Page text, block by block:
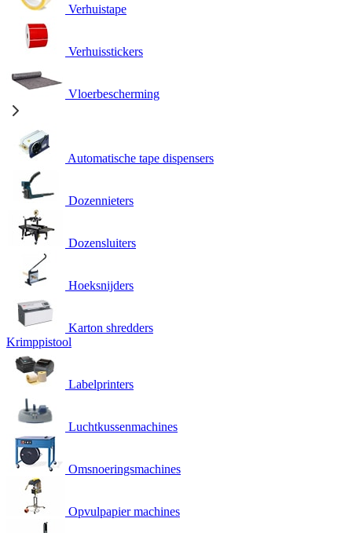
Verhuistape
Verhuisstickers
Vloerbescherming
Automatische tape dispensers
Dozennieters
Dozensluiters
Hoeksnijders
Karton shredders
Krimppistool
Labelprinters
Luchtkussenmachines
Omsnoeringsmachines
Opvulpapier machines